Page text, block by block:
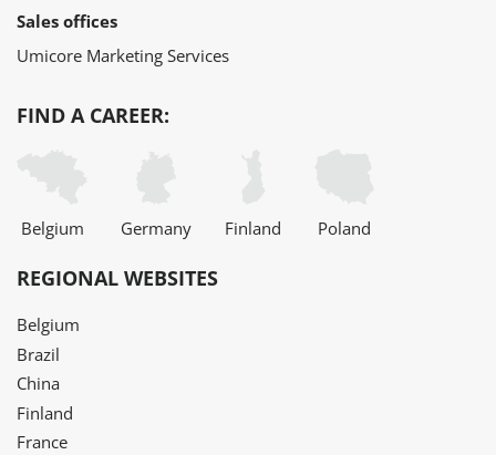
Sales offices
Umicore Marketing Services
FIND A CAREER:
Belgium Germany Finland Poland
REGIONAL WEBSITES
Belgium
Brazil
China
Finland
France